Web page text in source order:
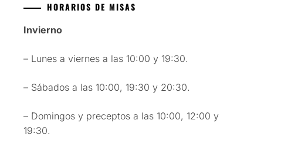
HORARIOS DE MISAS
Invierno
– Lunes a viernes a las 10:00 y 19:30.
– Sábados a las 10:00, 19:30 y 20:30.
– Domingos y preceptos a las 10:00, 12:00 y
19:30.